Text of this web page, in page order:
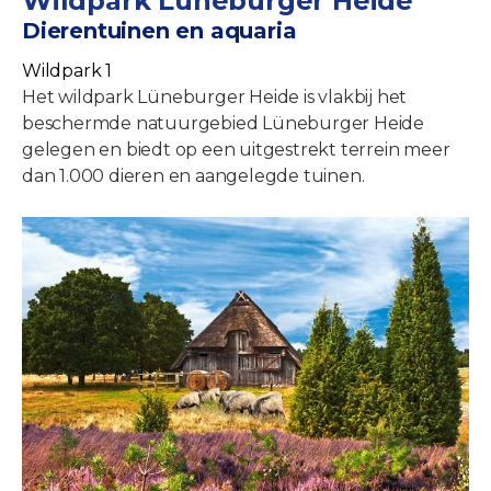
Dierentuinen en aquaria
Wildpark 1
Het wildpark Lüneburger Heide is vlakbij het
beschermde natuurgebied Lüneburger Heide
gelegen en biedt op een uitgestrekt terrein meer
dan 1.000 dieren en aangelegde tuinen.